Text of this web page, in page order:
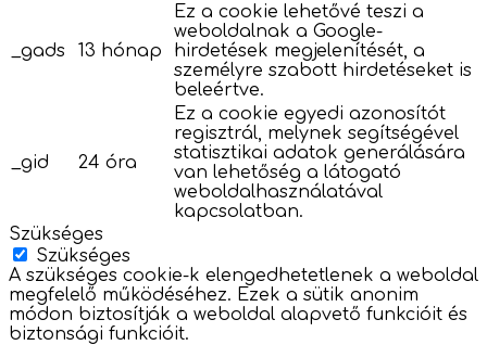
_gads 13 hónap
Ez a cookie lehetővé teszi a
weboldalnak a Google-
hirdetések megjelenítését, a
személyre szabott hirdetéseket is
beleértve.
_gid 24 óra
Ez a cookie egyedi azonosítót
regisztrál, melynek segítségével
statisztikai adatok generálására
van lehetőség a látogató
weboldalhasználatával
kapcsolatban.
Szükséges
Szükséges
A szükséges cookie-k elengedhetetlenek a weboldal
megfelelő működéséhez. Ezek a sütik anonim
módon biztosítják a weboldal alapvető funkcióit és
biztonsági funkcióit.